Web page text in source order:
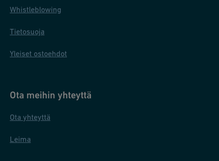
Whistleblowing
Tietosuoja
Yleiset ostoehdot
Ota meihin yhteyttä
Ota yhteyttä
Leima